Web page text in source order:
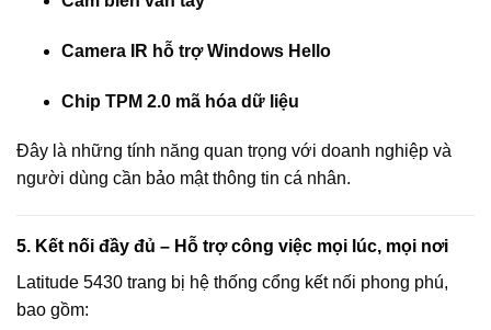
Camera IR hỗ trợ Windows Hello
Chip TPM 2.0 mã hóa dữ liệu
Đây là những tính năng quan trọng với doanh nghiệp và
người dùng cần bảo mật thông tin cá nhân.
5. Kết nối đầy đủ – Hỗ trợ công việc mọi lúc, mọi nơi
Latitude 5430 trang bị hệ thống cổng kết nối phong phú,
bao gồm: